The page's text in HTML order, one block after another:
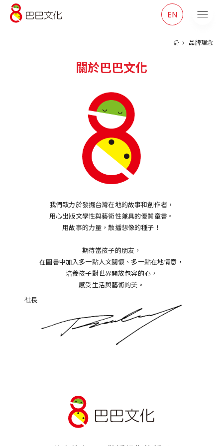
EN
品牌理念
關於巴巴文化
我們致力於發掘台灣在地的故事和創作者，
用心出版文學性與藝術性兼具的優質童書。
用故事的力量，散播想像的種子！
期待當孩子的朋友，
在圖書中加入多一點人文關懷、多一點在地情意，
培養孩子對世界開放包容的心，
感受生活與藝術的美。
社長